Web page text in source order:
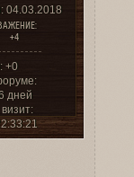
: 04.03.2018
+4
+0
дней